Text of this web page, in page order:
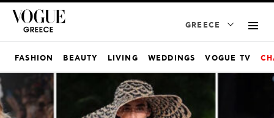
GREECE
FASHION BEAUTY LIVING WEDDINGS VOGUE TV